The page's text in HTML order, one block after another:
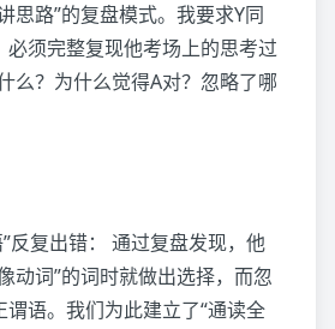
思路”的复盘模式。我要求Y同
必须完整复现他考场上的思考过
么？为什么觉得A对？忽略了哪
反复出错： 通过复盘发现，他
动词”的词时就做出选择，而忽
语。我们为此建立了“通读全